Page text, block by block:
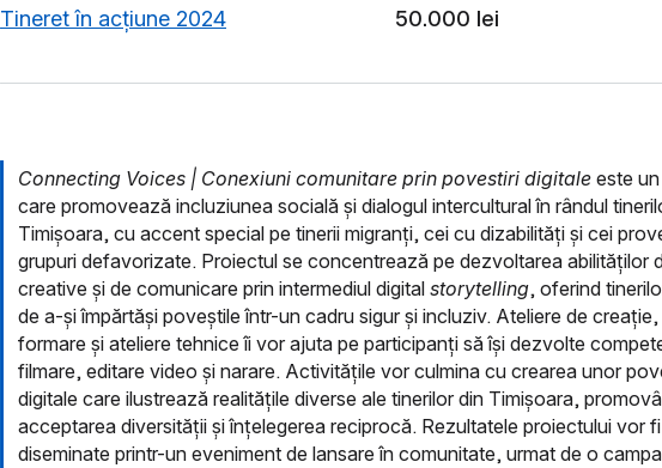
Tineret în acțiune 2024 50.000 lei
Connecting Voices | Conexiuni comunitare prin povestiri digitale este
care promovează incluziunea socială și dialogul intercultural în rândul
Timișoara, cu accent special pe tinerii migranți, cei cu dizabilități și cei
grupuri defavorizate. Proiectul se concentrează pe dezvoltarea abilităților
creative și de comunicare prin intermediul digital storytelling, oferind
de a-și împărtăși poveștile într-un cadru sigur și incluziv. Ateliere de creație,
formare și ateliere tehnice îi vor ajuta pe participanți să își dezvolte
filmare, editare video și narare. Activitățile vor culmina cu crearea unor
digitale care ilustrează realitățile diverse ale tinerilor din Timișoara,
acceptarea diversității și înțelegerea reciprocă. Rezultatele proiectului vor fi
diseminate printr-un eveniment de lansare în comunitate, urmat de o